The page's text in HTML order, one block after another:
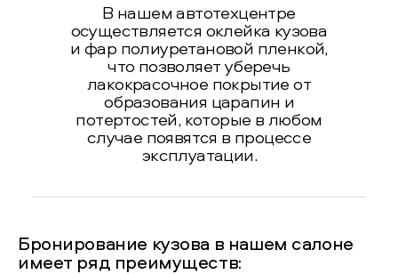
В нашем автотехцентре
осуществляется оклейка кузова
и фар полиуретановой пленкой,
что позволяет уберечь
лакокрасочное покрытие от
образования царапин и
потертостей, которые в любом
случае появятся в процессе
эксплуатации.
Бронирование кузова в нашем салоне
имеет ряд преимуществ: